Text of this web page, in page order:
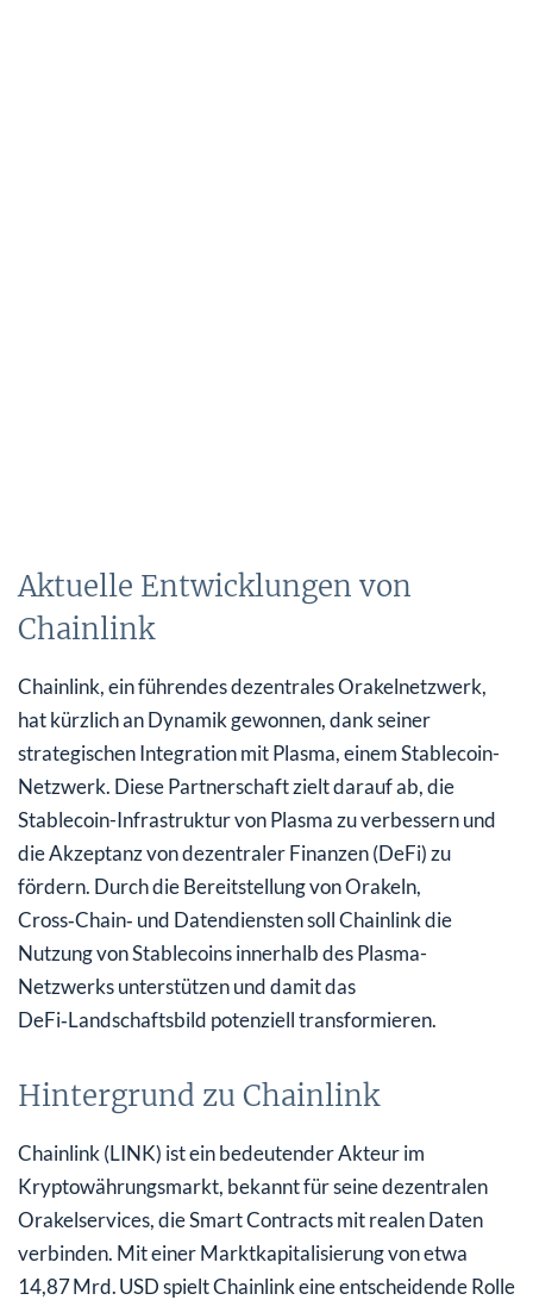
Aktuelle Entwicklungen von
Chainlink
Chainlink, ein führendes dezentrales Orakelnetzwerk,
hat kürzlich an Dynamik gewonnen, dank seiner
strategischen Integration mit Plasma, einem Stablecoin-
Netzwerk. Diese Partnerschaft zielt darauf ab, die
Stablecoin-Infrastruktur von Plasma zu verbessern und
die Akzeptanz von dezentraler Finanzen (DeFi) zu
fördern. Durch die Bereitstellung von Orakeln,
Cross‑Chain‑ und Datendiensten soll Chainlink die
Nutzung von Stablecoins innerhalb des Plasma-
Netzwerks unterstützen und damit das
DeFi‑Landschaftsbild potenziell transformieren.
Hintergrund zu Chainlink
Chainlink (LINK) ist ein bedeutender Akteur im
Kryptowährungsmarkt, bekannt für seine dezentralen
Orakelservices, die Smart Contracts mit realen Daten
verbinden. Mit einer Marktkapitalisierung von etwa
14,87 Mrd. USD spielt Chainlink eine entscheidende Rolle